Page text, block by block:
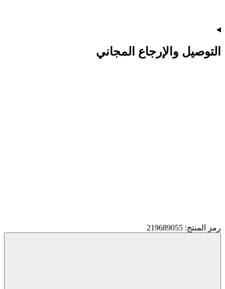
التوصيل والإرجاع المجاني
رمز المنتج: 219689055